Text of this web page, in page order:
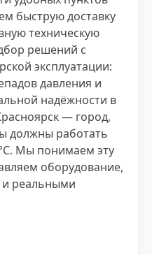
быструю доставку
техническую
решений с
эксплуатации:
давления и
надёжности в
— город,
должны работать
Мы понимаем эту
оборудование,
реальными